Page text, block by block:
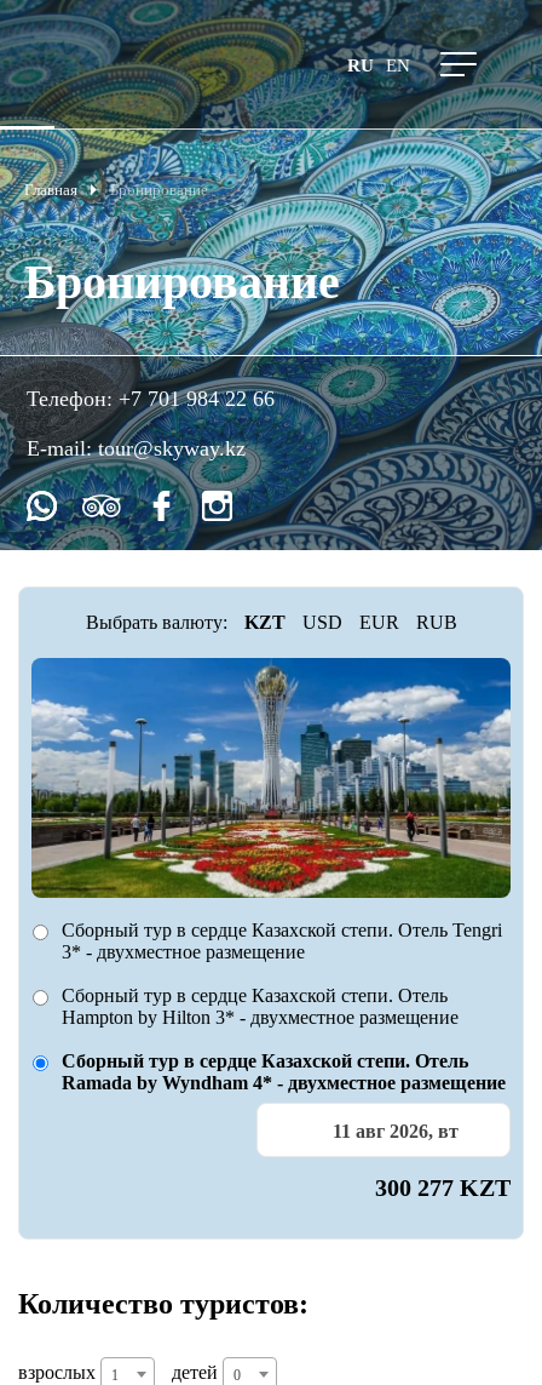
RU EN
Главная Бронирование
Бронирование
Телефон:+7 701 984 22 66
E-mail:tour@skyway.kz
Выбрать валюту: KZT USD EUR RUB
Сборный тур в сердце Казахской степи. Отель Tengri
3* - двухместное размещение
Сборный тур в сердце Казахской степи. Отель
Hampton by Hilton 3* - двухместное размещение
Сборный тур в сердце Казахской степи. Отель
Ramada by Wyndham 4* - двухместное размещение
11 авг 2026, вт
300 277 KZT
Количество туристов:
взрослых 1 детей 0